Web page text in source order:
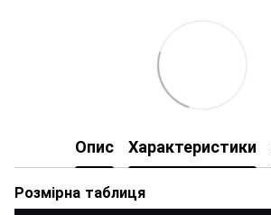
Опис Характеристики
Розмірна таблиця